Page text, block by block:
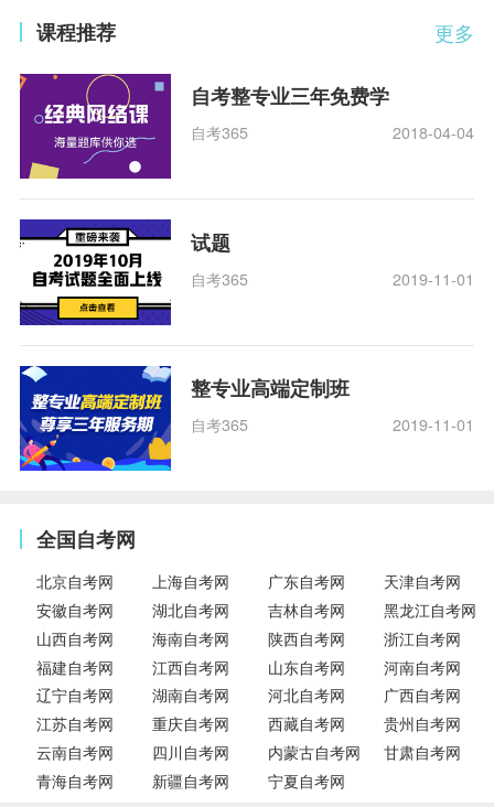
更多
课程推荐
自考整专业三年免费学
自考365 2018-04-04
试题
自考365 2019-11-01
整专业高端定制班
自考365 2019-11-01
全国自考网
北京自考网 上海自考网 广东自考网
天津自考网
安徽自考网
湖北自考网 吉林自考网
黑龙江自考网
山西自考网
海南自考网 陕西自考网
浙江自考网
福建自考网
江西自考网 山东自考网
河南自考网
辽宁自考网
湖南自考网 河北自考网
广西自考网
江苏自考网
重庆自考网 西藏自考网
贵州自考网
云南自考网
四川自考网 内蒙古自考网
甘肃自考网
青海自考网
新疆自考网 宁夏自考网